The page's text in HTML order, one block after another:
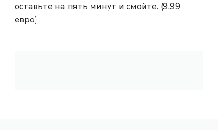
оставьте на пять минут и смойте. (9,99
евро)